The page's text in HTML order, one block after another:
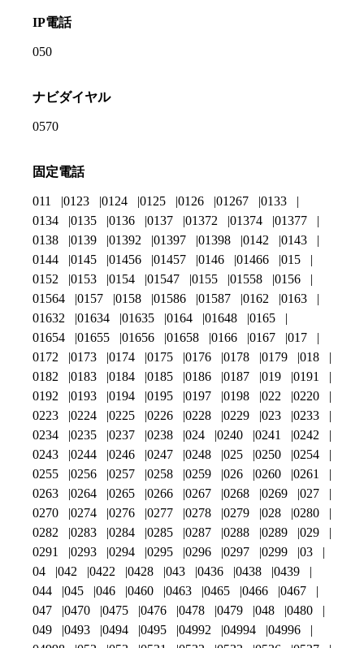
IP電話
050
ナビダイヤル
0570
固定電話
011 0123 0124 0125 0126 01267
0133
0134
0135 0136 0137 01372 01374
01377
0138
0139 01392 01397 01398 0142
0143
0144
0145 01456 01457 0146 01466
015
0152
0153 0154 01547 0155 01558
0156
01564
0157 0158 01586 01587 0162
0163
01632
01634 01635 0164 01648
0165
01654
01655 01656 01658 0166 0167
017
0172
0173 0174 0175 0176 0178 0179
018
0182
0183 0184 0185 0186 0187 019
0191
0192
0193 0194 0195 0197 0198 022
0220
0223
0224 0225 0226 0228 0229 023
0233
0234
0235 0237 0238 024 0240 0241
0242
0243
0244 0246 0247 0248 025 0250
0254
0255
0256 0257 0258 0259 026 0260
0261
0263
0264 0265 0266 0267 0268 0269
027
0270
0274 0276 0277 0278 0279 028
0280
0282
0283 0284 0285 0287 0288 0289
029
0291
0293 0294 0295 0296 0297 0299
03
04
042 0422 0428 043 0436 0438
0439
044
045 046 0460 0463 0465 0466
0467
047
0470 0475 0476 0478 0479 048
0480
049
0493 0494 0495 04992 04994
04996